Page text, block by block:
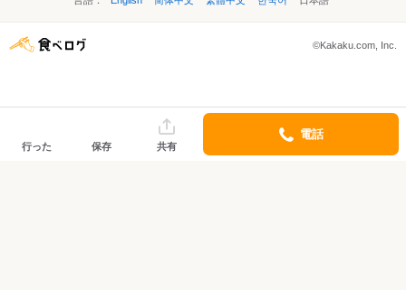
©Kakaku.com, Inc.
行った 保存 共有
電話